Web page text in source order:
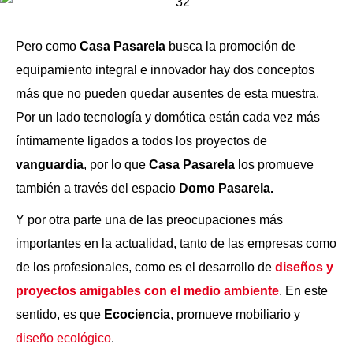
Pero como Casa Pasarela busca la promoción de
equipamiento integral e innovador hay dos conceptos
más que no pueden quedar ausentes de esta muestra.
Por un lado tecnología y domótica están cada vez más
íntimamente ligados a todos los proyectos de
vanguardia, por lo que Casa Pasarela los promueve
también a través del espacio Domo Pasarela.
Y por otra parte una de las preocupaciones más
importantes en la actualidad, tanto de las empresas como
de los profesionales, como es el desarrollo de diseños y
proyectos amigables con el medio ambiente. En este
sentido, es que Ecociencia, promueve mobiliario y
diseño ecológico.